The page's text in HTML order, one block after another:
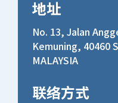
地址
No. 13, Jalan
Kemuning, 40460
MALAYSIA
联络方式